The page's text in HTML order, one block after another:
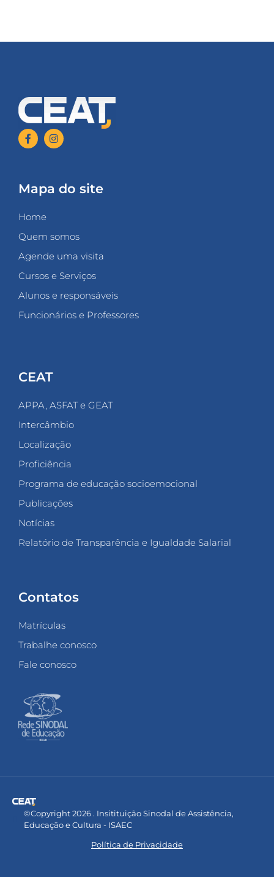
Mapa do site
Home
Quem somos
Agende uma visita
Cursos e Serviços
Alunos e responsáveis
Funcionários e Professores
CEAT
APPA, ASFAT e GEAT
Intercâmbio
Localização
Proficiência
Programa de educação socioemocional
Publicações
Notícias
Relatório de Transparência e Igualdade Salarial
Contatos
Matrículas
Trabalhe conosco
Fale conosco
©Copyright 2026 . Insitituição Sinodal de Assistência,
Educação e Cultura - ISAEC
Política de Privacidade